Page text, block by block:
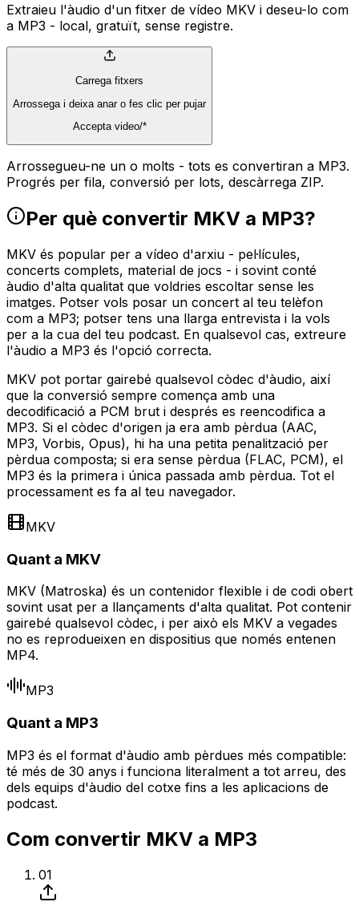
Extraieu l'àudio d'un fitxer de vídeo MKV i deseu-lo com
a MP3 - local, gratuït, sense registre.
Carrega fitxers
Arrossega i deixa anar o fes clic per pujar
Accepta video/*
Arrossegueu-ne un o molts - tots es convertiran a MP3.
Progrés per fila, conversió per lots, descàrrega ZIP.
Per què convertir MKV a MP3?
MKV és popular per a vídeo d'arxiu - pel·lícules,
concerts complets, material de jocs - i sovint conté
àudio d'alta qualitat que voldries escoltar sense les
imatges. Potser vols posar un concert al teu telèfon
com a MP3; potser tens una llarga entrevista i la vols
per a la cua del teu podcast. En qualsevol cas, extreure
l'àudio a MP3 és l'opció correcta.
MKV pot portar gairebé qualsevol còdec d'àudio, així
que la conversió sempre comença amb una
decodificació a PCM brut i després es reencodifica a
MP3. Si el còdec d'origen ja era amb pèrdua (AAC,
MP3, Vorbis, Opus), hi ha una petita penalització per
pèrdua composta; si era sense pèrdua (FLAC, PCM), el
MP3 és la primera i única passada amb pèrdua. Tot el
processament es fa al teu navegador.
MKV
Quant a MKV
MKV (Matroska) és un contenidor flexible i de codi obert
sovint usat per a llançaments d'alta qualitat. Pot contenir
gairebé qualsevol còdec, i per això els MKV a vegades
no es reprodueixen en dispositius que només entenen
MP4.
MP3
Quant a MP3
MP3 és el format d'àudio amb pèrdues més compatible:
té més de 30 anys i funciona literalment a tot arreu, des
dels equips d'àudio del cotxe fins a les aplicacions de
podcast.
Com convertir MKV a MP3
01